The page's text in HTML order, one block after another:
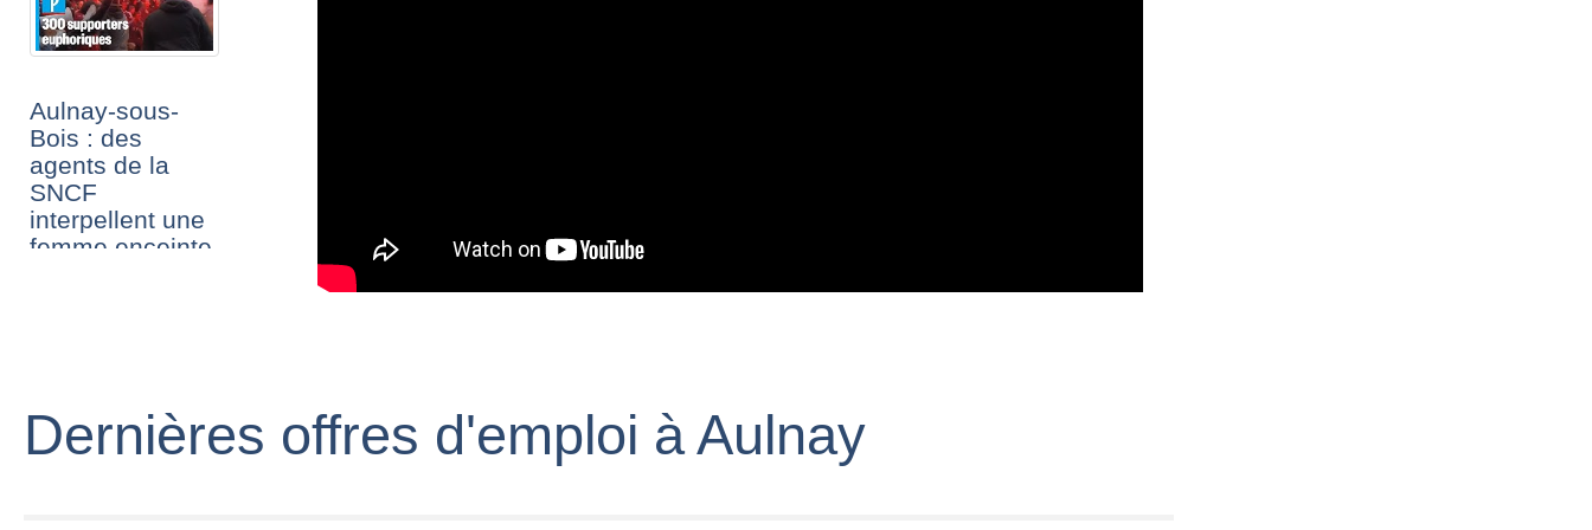
Aulnay-sous-
Bois : des
agents de la
SNCF
interpellent une
femme enceinte
L'interpellation
brutale d'une
Dernières offres d'emploi à Aulnay